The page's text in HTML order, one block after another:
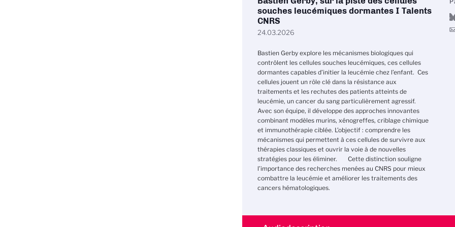
souches leucémiques dormantes I Talents
CNRS
24.03.2026
Bastien Gerby explore les mécanismes biologiques qui
contrôlent les cellules souches leucémiques, ces cellules
dormantes capables d’initier la leucémie chez l’enfant. Ces
cellules jouent un rôle clé dans la résistance aux
traitements et les rechutes des patients atteints de
leucémie, un cancer du sang particulièrement agressif.
Avec son équipe, il développe des approches innovantes
combinant modèles murins, xénogreffes, criblage chimique
et immunothérapie ciblée. L’objectif : comprendre les
mécanismes qui permettent à ces cellules de survivre aux
thérapies classiques et ouvrir la voie à de nouvelles
stratégies pour les éliminer. Cette distinction souligne
l’importance des recherches menées au CNRS pour mieux
combattre la leucémie et améliorer les traitements des
cancers hématologiques.